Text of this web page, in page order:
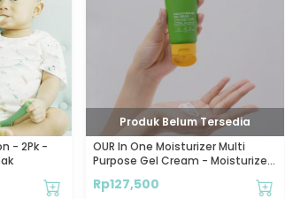
- 2Pk -
Produk Belum Tersedia
OUR In One Moisturizer Multi
Purpose Gel Cream - Moisturizer
Rp127,500